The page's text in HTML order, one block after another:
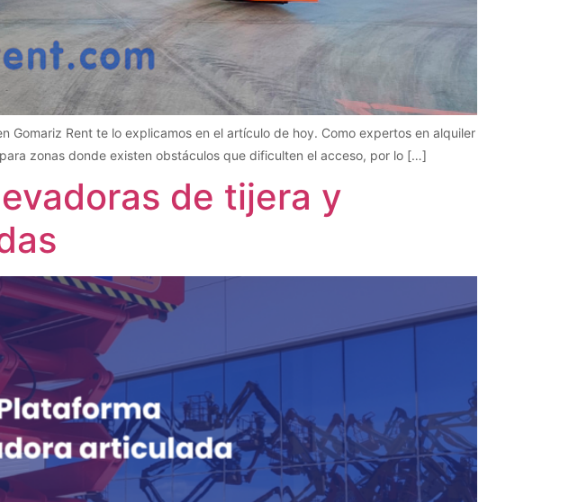
Rent te lo explicamos en el artículo de hoy. Como expertos en alquiler
zonas donde existen obstáculos que dificulten el acceso, por lo […]
de tijera y